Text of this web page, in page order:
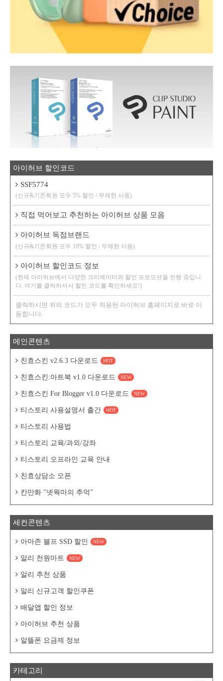
아이허브 할인코드
SSF5774
(신규&기존회원 모두 5% 할인 / 무제한 사용)
직접 먹어보고 추천하는 아이허브 상품 모음
아이허브 독점브랜드
(신규&기존회원 모두 10% 할인 / 무제한 사용)
아이허브 할인코드 정보
(현재 아이허브에서 다양한 크리에이터와 할인 프로모션을 진행 중입니
다. 여기를 클릭하셔서 할인 코드를 확인하세요!)
클릭하시면 위의 코드가 모두 적용된 아이허브 홈페이지로 바로 이
동합니다.
메인콘텐츠
친효스킨 v2.6.3 다운로드 HOT
친효스킨:아트북 v1.0 다운로드 NEW
친효스킨 For Blogger v1.0 다운로드 NEW
티스토리 사용설명서 출간 HOT
티스토리 사용법
티스토리 교육/과외/강좌
티스토리 오프라인 교육 안내
친효상담소 오픈
칸만화 "넷웍마의 추억"
세컨콘텐츠
아마존 블프 SSD 할인 NEW
알리 천원마트 NEW
알리 추천 상품
알리 신규고객 할인쿠폰
배달앱 할인 정보
아이허브 추천 상품
알뜰폰 요금제 정보
카테고리